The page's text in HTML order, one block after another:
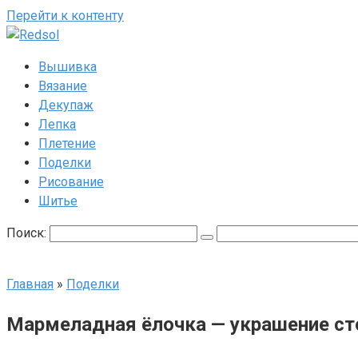
Перейти к контенту
Вышивка
Вязание
Декупаж
Лепка
Плетение
Поделки
Рисование
Шитье
Поиск:
Главная » Поделки
Мармеладная ёлочка — украшение